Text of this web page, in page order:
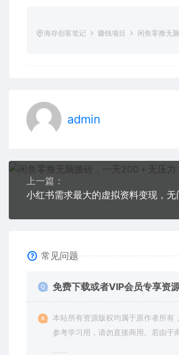
海存创客笔记 赚钱项目 闲鱼零撸无
admin
上一篇：
常见问题
免费下载或者VIP会员专享资
本站所有资源版权均属于原作者所有
参考学习用，请勿直接商用。若由于